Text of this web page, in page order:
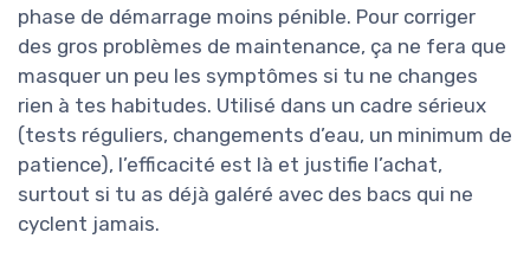
phase de démarrage moins pénible. Pour corriger
des gros problèmes de maintenance, ça ne fera que
masquer un peu les symptômes si tu ne changes
rien à tes habitudes. Utilisé dans un cadre sérieux
(tests réguliers, changements d’eau, un minimum de
patience), l’efficacité est là et justifie l’achat,
surtout si tu as déjà galéré avec des bacs qui ne
cyclent jamais.